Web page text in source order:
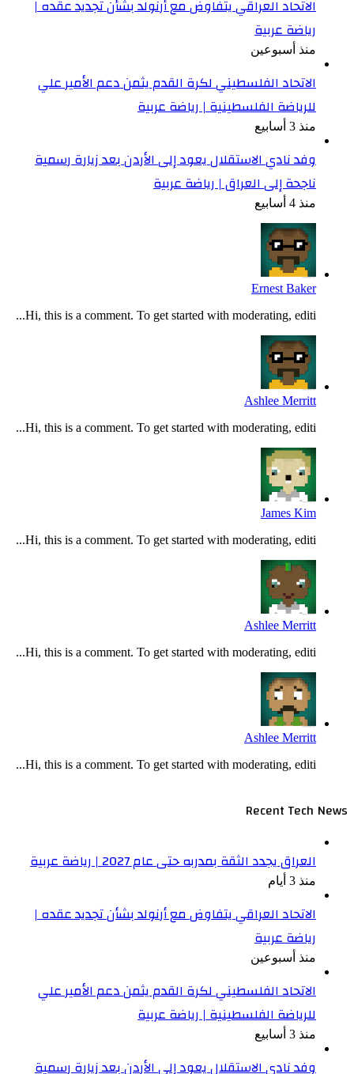
الاتحاد العراقي يتفاوض مع أرنولد بشأن تجديد عقده |
رياضة عربية
منذ أسبوعين
الاتحاد الفلسطيني لكرة القدم يثمن دعم الأمير علي
للرياضة الفلسطينية | رياضة عربية
منذ 3 أسابيع
وفد نادي الاستقلال يعود إلى الأردن بعد زيارة رسمية
ناجحة إلى العراق | رياضة عربية
منذ 4 أسابيع
Ernest Baker
Hi, this is a comment. To get started with moderating, editi...
Ashlee Merritt
Hi, this is a comment. To get started with moderating, editi...
James Kim
Hi, this is a comment. To get started with moderating, editi...
Ashlee Merritt
Hi, this is a comment. To get started with moderating, editi...
Ashlee Merritt
Hi, this is a comment. To get started with moderating, editi...
Recent Tech News
العراق يجدد الثقة بمدربه حتى عام 2027 | رياضة عربية
منذ 3 أيام
الاتحاد العراقي يتفاوض مع أرنولد بشأن تجديد عقده |
رياضة عربية
منذ أسبوعين
الاتحاد الفلسطيني لكرة القدم يثمن دعم الأمير علي
للرياضة الفلسطينية | رياضة عربية
منذ 3 أسابيع
وفد نادي الاستقلال يعود إلى الأردن بعد زيارة رسمية